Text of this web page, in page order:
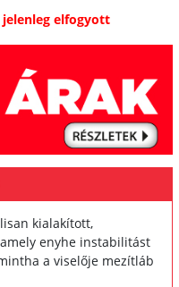
elfogyott
kialakított,
enyhe instabilitást
a viselője mezítláb